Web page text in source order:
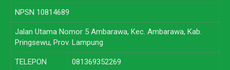
NPSN 10814689
Jalan Utama Nomor 5 Ambarawa, Kec. Ambarawa, Kab.
Pringsewu, Prov. Lampung
TELEPON 081369352269